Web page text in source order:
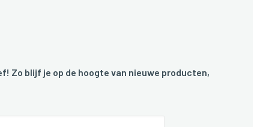
Zo blijf je op de hoogte van nieuwe producten,